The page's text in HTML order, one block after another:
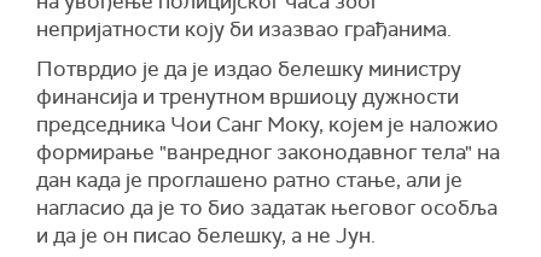
непријатности коју би изазвао грађанима.
Потврдио је да је издао белешку министру
финансија и тренутном вршиоцу дужности
председника Чои Санг Моку, којем је наложио
формирање "ванредног законодавног тела" на
дан када је проглашено ратно стање, али је
нагласио да је то био задатак његовог особља
и да је он писао белешку, а не Јун.